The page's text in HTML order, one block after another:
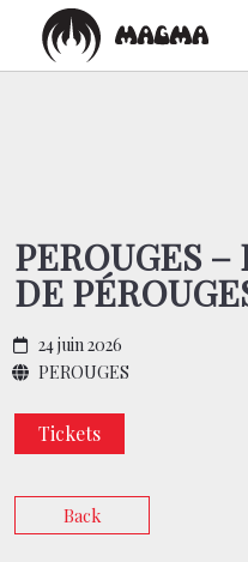
PEROUGES
DE
24 juin 2026
PEROUGES
Tickets
Back